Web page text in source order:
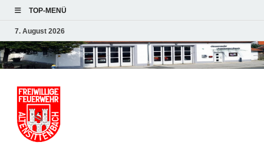
TOP-MENÜ
7. August 2026